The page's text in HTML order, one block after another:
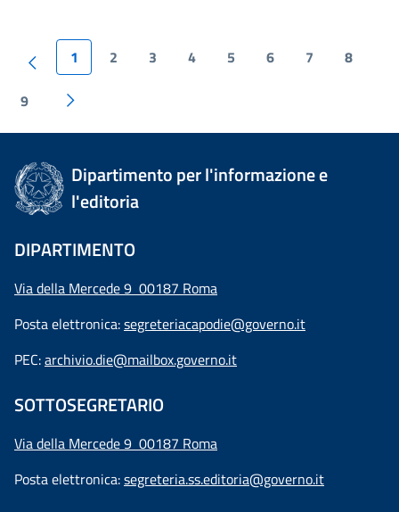
1 2 3 4 5 6 7 8
9
Dipartimento per l'informazione e
l'editoria
DIPARTIMENTO
Via della Mercede 9 00187 Roma
Posta elettronica:segreteriacapodie@governo.it
PEC:archivio.die@mailbox.governo.it
SOTTOSEGRETARIO
Via della Mercede 9 00187 Roma
Posta elettronica:segreteria.ss.editoria@governo.it